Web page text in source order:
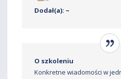
Dodał(a): ~
O szkoleniu
Konkretne wiadomości w